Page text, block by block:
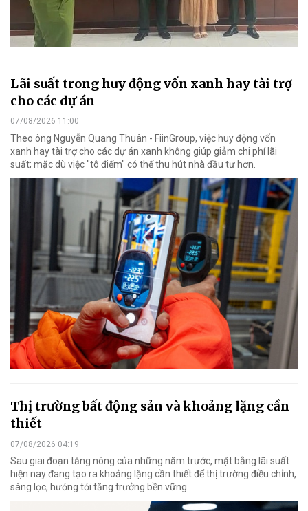
Lãi suất trong huy động vốn xanh hay tài trợ
cho các dự án
07/08/2026 11:00
Theo ông Nguyễn Quang Thuân - FiinGroup, việc huy động vốn
xanh hay tài trợ cho các dự án xanh không giúp giảm chi phí lãi
suất; mặc dù việc "tô điểm" có thể thu hút nhà đầu tư hơn.
Thị trường bất động sản và khoảng lặng cần
thiết
07/08/2026 04:19
Sau giai đoạn tăng nóng của những năm trước, mặt bằng lãi suất
hiện nay đang tạo ra khoảng lặng cần thiết để thị trường điều chỉnh,
sàng lọc, hướng tới tăng trưởng bền vững.